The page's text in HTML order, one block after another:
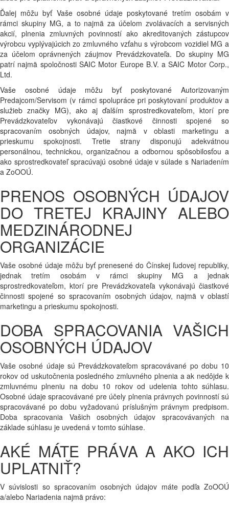
Ďalej môžu byť Vaše osobné údaje poskytované tretím osobám v
rámci skupiny MG, a to najmä za účelom zvolávacích a servisných
akcií, plnenia zmluvných povinností ako akreditovaných zástupcov
výrobcu vyplývajúcich zo zmluvného vzťahu s výrobcom vozidiel MG a
za účelom oprávnených záujmov Prevádzkovateľa. Do skupiny MG
patrí najmä spoločnosti SAIC Motor Europe B.V. a SAIC Motor Corp.,
Ltd.
Vaše osobné údaje môžu byť poskytované Autorizovaným
Predajcom/Servisom (v rámci spolupráce pri poskytovaní produktov a
služieb značky MG), ako aj ďalším sprostredkovateľom, ktorí pre
Prevádzkovateľov vykonávajú čiastkové činnosti spojené so
spracovaním osobných údajov, najmä v oblasti marketingu a
prieskumu spokojnosti. Tretie strany disponujú adekvátnou
personálnou, technickou, organizačnou a odbornou spôsobilosťou a
ako sprostredkovateľ spracúvajú osobné údaje v súlade s Nariadením
a ZoOOÚ.
PRENOS OSOBNÝCH ÚDAJOV
DO TRETEJ KRAJINY ALEBO
MEDZINÁRODNEJ
ORGANIZÁCIE
Vaše osobné údaje môžu byť prenesené do Čínskej ľudovej republiky,
jednak tretím osobám v rámci skupiny MG a jednak
sprostredkovateľom, ktorí pre Prevádzkovateľa vykonávajú čiastkové
činnosti spojené so spracovaním osobných údajov, najmä v oblastí
marketingu a prieskumu spokojnosti.
DOBA SPRACOVANIA VAŠICH
OSOBNÝCH ÚDAJOV
Vaše osobné údaje sú Prevádzkovateľom spracovávané po dobu 10
rokov od uskutočnenia posledného zmluvného plnenia a ak nedôjde k
zmluvnému plneniu na dobu 10 rokov od udelenia tohto súhlasu.
Osobné údaje spracovávané pre účely plnenia právnych povinností sú
spracovávané po dobu vyžadovanú príslušným právnym predpisom.
Doba spracovania Vašich osobných údajov spracovávaných na
základe súhlasu je uvedená v tomto súhlase.
AKÉ MÁTE PRÁVA A AKO ICH
UPLATNIŤ?
V súvislosti so spracovaním osobných údajov máte podľa ZoOOÚ
a/alebo Nariadenia najmä právo: